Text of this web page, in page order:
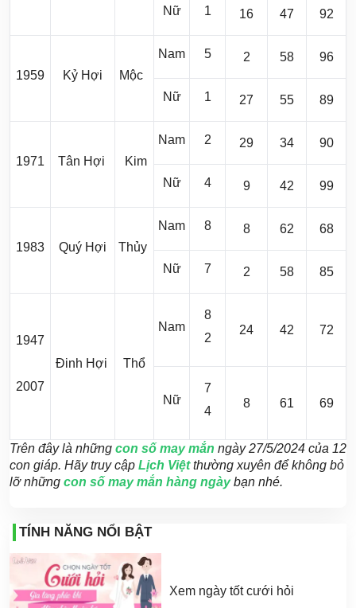
Nữ 1 16 47 92
1959 Kỷ Hợi Mộc
Nam 5 2 58 96
Nữ 1 27 55 89
1971 Tân Hợi Kim
Nam 2 29 34 90
Nữ 4 9 42 99
1983 Quý Hợi Thủy
Nam 8 8 62 68
Nữ 7 2 58 85
1947
2007
Đinh Hợi Thổ
Nam
8
2
24 42 72
Nữ
7
4
8 61 69
Trên đây là những con số may mắn ngày 27/5/2024 của 12
con giáp. Hãy truy cập Lịch Việtthường xuyên để không bỏ
lỡ những con số may mắn hàng ngàybạn nhé.
TÍNH NĂNG NỔI BẬT
Xem ngày tốt cưới hỏi